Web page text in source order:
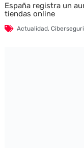
España registra un
tiendas online
Actualidad,